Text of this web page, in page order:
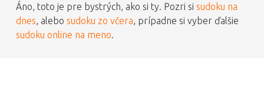
Áno, toto je pre bystrých, ako si ty. Pozri si sudoku na
dnes , alebo sudoku zo včera , prípadne si vyber ďalšie
sudoku online na meno